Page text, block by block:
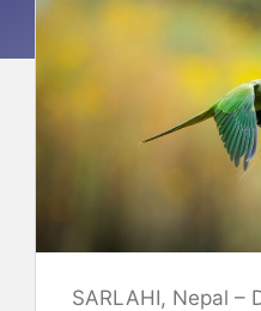
SARLAHI, Nepal –